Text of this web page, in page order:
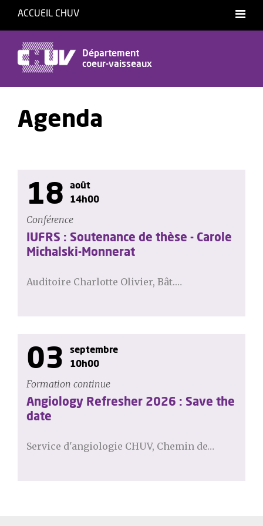
ACCUEIL CHUV
Département
coeur-vaisseaux
Agenda
18
août
14h00
Conférence
IUFRS : Soutenance de thèse - Carole
Michalski-Monnerat
Auditoire Charlotte Olivier, Bât.…
03
septembre
10h00
Formation continue
Angiology Refresher 2026 : Save the
date
Service d'angiologie CHUV, Chemin de…